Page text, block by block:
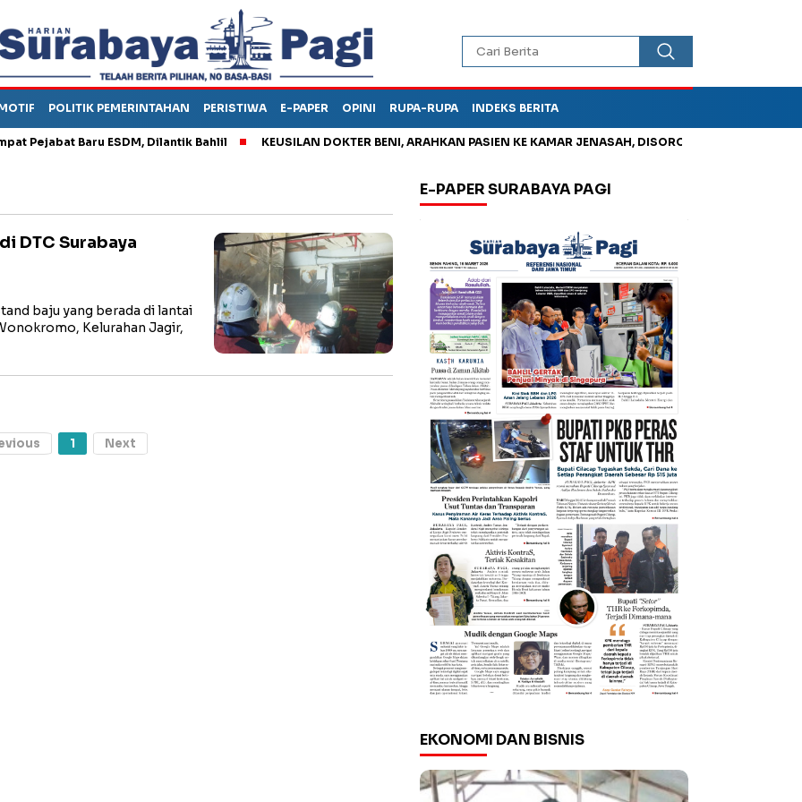
POLITIK PEMERINTAHAN PERISTIWA E-PAPER OPINI RUPA-RUPA INDEKS BERITA
Baru ESDM, Dilantik Bahlil KEUSILAN DOKTER BENI, ARAHKAN PASIEN KE KAMAR JENASAH, DISOROT
DTC Surabaya
baju yang berada di lantai
Kelurahan Jagir,
1 Next
E-PAPER SURABAYA PAGI
EKONOMI DAN BISNIS